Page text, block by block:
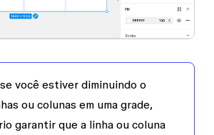
você estiver diminuindo o
ou colunas em uma grade,
garantir que a linha ou coluna